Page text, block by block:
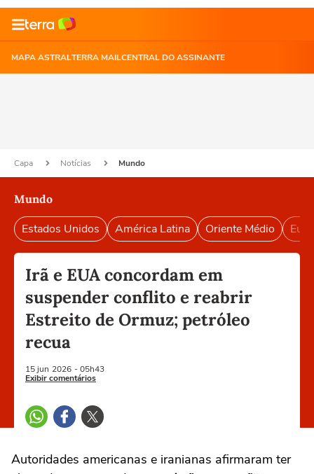
MAPA ASTRALTERRA MAILCENTRAL DO ASSINANTE
Capa Notícias Mundo
Mundo
Estados Unidos América Latina Oriente Médio
Irã e EUA concordam em
suspender conflito e reabrir
Estreito de Ormuz; petróleo
recua
15 jun 2026 - 05h43
Exibir comentários
Autoridades americanas e iranianas afirmaram ter